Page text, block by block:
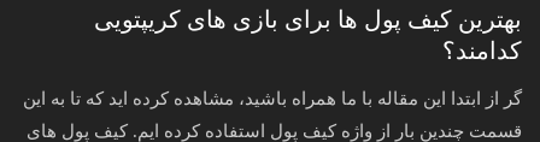
بهترین کیف پول ها برای بازی های کریپتویی
کدامند؟
گر از ابتدا این مقاله با ما همراه باشید، مشاهده کرده اید که تا به این
قسمت چندین بار از واژه کیف پول استفاده کرده ایم. کیف پول های